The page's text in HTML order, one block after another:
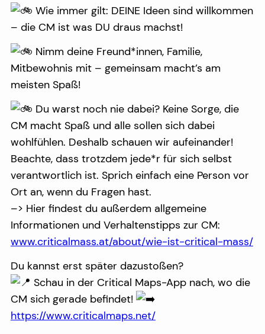
Wie immer gilt: DEINE Ideen sind willkommen
– die CM ist was DU draus machst!
Nimm deine Freund*innen, Familie,
Mitbewohnis mit – gemeinsam macht’s am
meisten Spaß!
Du warst noch nie dabei? Keine Sorge, die
CM macht Spaß und alle sollen sich dabei
wohlfühlen. Deshalb schauen wir aufeinander!
Beachte, dass trotzdem jede*r für sich selbst
verantwortlich ist. Sprich einfach eine Person vor
Ort an, wenn du Fragen hast.
–> Hier findest du außerdem allgemeine
Informationen und Verhaltenstipps zur CM:
www.criticalmass.at/about/wie-ist-critical-mass/
Du kannst erst später dazustoßen?
Schau in der Critical Maps-App nach, wo die
CM sich gerade befindet!
https://www.criticalmaps.net/